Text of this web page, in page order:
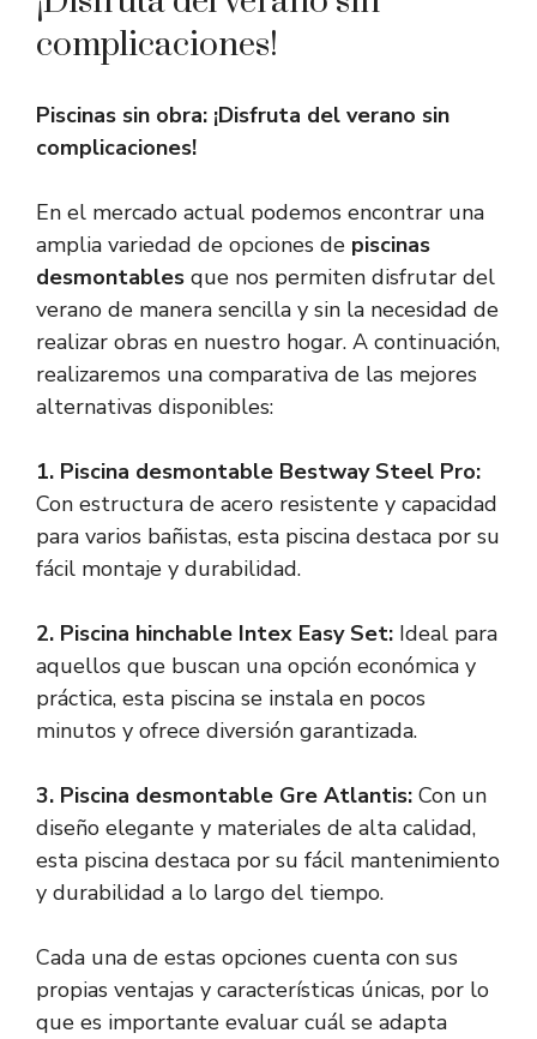
complicaciones!
Piscinas sin obra: ¡Disfruta del verano sin
complicaciones!
En el mercado actual podemos encontrar una
amplia variedad de opciones de piscinas
desmontables que nos permiten disfrutar del
verano de manera sencilla y sin la necesidad de
realizar obras en nuestro hogar. A continuación,
realizaremos una comparativa de las mejores
alternativas disponibles:
1. Piscina desmontable Bestway Steel Pro:
Con estructura de acero resistente y capacidad
para varios bañistas, esta piscina destaca por su
fácil montaje y durabilidad.
2. Piscina hinchable Intex Easy Set: Ideal para
aquellos que buscan una opción económica y
práctica, esta piscina se instala en pocos
minutos y ofrece diversión garantizada.
3. Piscina desmontable Gre Atlantis: Con un
diseño elegante y materiales de alta calidad,
esta piscina destaca por su fácil mantenimiento
y durabilidad a lo largo del tiempo.
Cada una de estas opciones cuenta con sus
propias ventajas y características únicas, por lo
que es importante evaluar cuál se adapta